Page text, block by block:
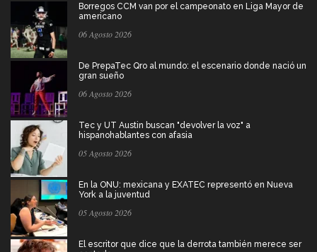
Borregos CCM van por el campeonato en Liga Mayor de
americano
06 Agosto 2026
De PrepaTec Qro al mundo: el escenario donde nació un
gran sueño
06 Agosto 2026
Tec y UT Austin buscan "devolver la voz" a
hispanohablantes con afasia
05 Agosto 2026
En la ONU: mexicana y EXATEC representó en Nueva
York a la juventud
05 Agosto 2026
El escritor que dice que la derrota también merece ser